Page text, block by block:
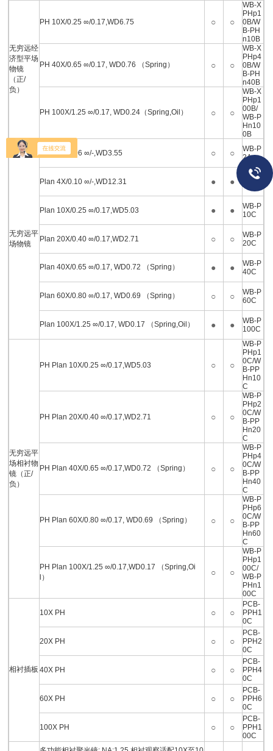
无穷远经
济型平场
物镜
（正/
负）
PH 10X/0.25 ∞/0.17,WD6.75 ○ ○
WB-X
PHp1
0B/W
B-PH
n10B
PH 40X/0.65 ∞/0.17, WD0.76 （Spring） ○ ○
WB-X
PHp4
0B/W
B-PH
n40B
PH 100X/1.25 ∞/0.17, WD0.24（Spring,Oil） ○ ○
WB-X
PHp1
00B/
WB-P
Hn10
0B
无穷远平
场物镜
Plan 2X/0.06 ∞/-,WD3.55 ○ ○
WB-P
2A
Plan 4X/0.10 ∞/-,WD12.31 ● ●
WB-P
4C
Plan 10X/0.25 ∞/0.17,WD5.03 ● ●
WB-P
10C
Plan 20X/0.40 ∞/0.17,WD2.71 ○ ○
WB-P
20C
Plan 40X/0.65 ∞/0.17, WD0.72 （Spring） ● ●
WB-P
40C
Plan 60X/0.80 ∞/0.17, WD0.69 （Spring） ○ ○
WB-P
60C
Plan 100X/1.25 ∞/0.17, WD0.17 （Spring,Oil） ● ●
WB-P
100C
无穷远平
场相衬物
镜（正/
负）
PH Plan 10X/0.25 ∞/0.17,WD5.03 ○ ○
WB-P
PHp1
0C/W
B-PP
Hn10
C
PH Plan 20X/0.40 ∞/0.17,WD2.71 ○ ○
WB-P
PHp2
0C/W
B-PP
Hn20
C
PH Plan 40X/0.65 ∞/0.17,WD0.72 （Spring） ○ ○
WB-P
PHp4
0C/W
B-PP
Hn40
C
PH Plan 60X/0.80 ∞/0.17, WD0.69 （Spring） ○ ○
WB-P
PHp6
0C/W
B-PP
Hn60
C
PH Plan 100X/1.25 ∞/0.17,WD0.17 （Spring,Oi
l）
○ ○
WB-P
PHp1
00C/
WB-P
PHn1
00C
相衬插板
10X PH ○ ○
PCB-
PPH1
0C
20X PH ○ ○
PCB-
PPH2
0C
40X PH ○ ○
PCB-
PPH4
0C
60X PH ○ ○
PCB-
PPH6
0C
100X PH ○ ○
PCB-
PPH1
00C